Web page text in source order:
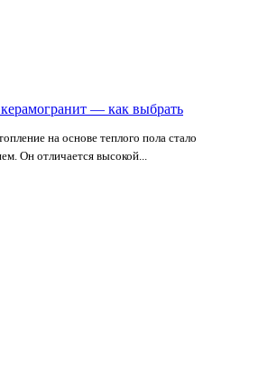
— как выбрать
на основе теплого пола стало
Он отличается высокой...